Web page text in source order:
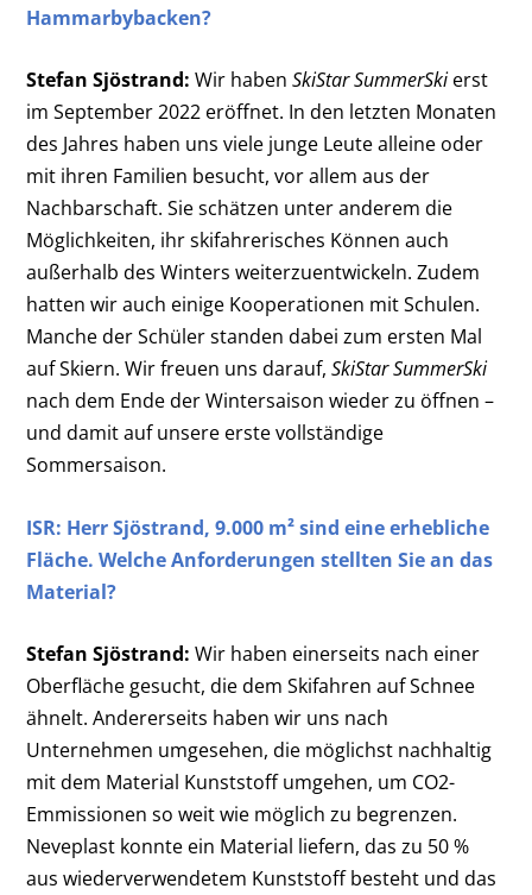
Hammarbybacken?
Stefan Sjöstrand:Wir habenSkiStar SummerSkierst
im September 2022 eröffnet. In den letzten Monaten
des Jahres haben uns viele junge Leute alleine oder
mit ihren Familien besucht, vor allem aus der
Nachbarschaft. Sie schätzen unter anderem die
Möglichkeiten, ihr skifahrerisches Können auch
außerhalb des Winters weiterzuentwickeln. Zudem
hatten wir auch einige Kooperationen mit Schulen.
Manche der Schüler standen dabei zum ersten Mal
auf Skiern. Wir freuen uns darauf,SkiStar SummerSki
nach dem Ende der Wintersaison wieder zu öffnen –
und damit auf unsere erste vollständige
Sommersaison.
ISR: HerrSjöstrand, 9.000 m² sind eine erhebliche
Fläche. Welche Anforderungen stellten Sie an das
Material?
Stefan Sjöstrand:Wir haben einerseits nach einer
Oberfläche gesucht, die dem Skifahren auf Schnee
ähnelt. Andererseits haben wir uns nach
Unternehmen umgesehen, die möglichst nachhaltig
mit dem Material Kunststoff umgehen, um CO2-
Emmissionen so weit wie möglich zu begrenzen.
Neveplast konnte ein Material liefern, das zu 50 %
aus wiederverwendetem Kunststoff besteht und das